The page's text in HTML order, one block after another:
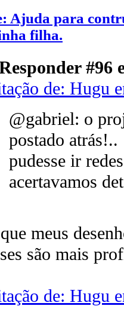
Ajuda para
filha.
#96
de: Hugu
@gabriel: o
postado atrás!..
pudesse ir
acertavamos
meus
são mais
de: Hugu